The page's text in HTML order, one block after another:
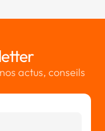
actus, conseils